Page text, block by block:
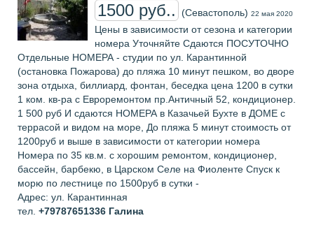
1500 руб.. (Севастополь) 22 мая 2020
Цены в зависимости от сезона и категории
номера Уточняйте Сдаются ПОСУТОЧНО
Отдельные НОМЕРА - студии по ул. Карантинной
(остановка Пожарова) до пляжа 10 минут пешком, во дворе
зона отдыха, биллиард, фонтан, беседка цена 1200 в сутки
1 ком. кв-ра с Евроремонтом пр.Античный 52, кондиционер.
1 500 руб И сдаются НОМЕРА в Казачьей Бухте в ДОМЕ с
террасой и видом на море, До пляжа 5 минут стоимость от
1200руб и выше в зависимости от категории номера
Номера по 35 кв.м. с хорошим ремонтом, кондиционер,
бассейн, барбекю, в Царском Селе на Фиоленте Спуск к
морю по лестнице по 1500руб в сутки -
Адрес: ул. Карантинная
тел. +79787651336 Галина